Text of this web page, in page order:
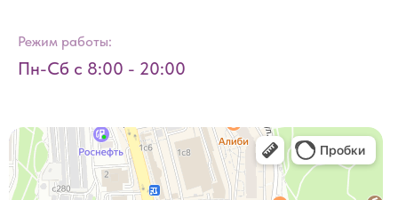
Пн-Сб с 8:00 - 20:00
Режим работы:
Тинатин центр
Детский сад, ясли в Видном
Психологический центр в Видном